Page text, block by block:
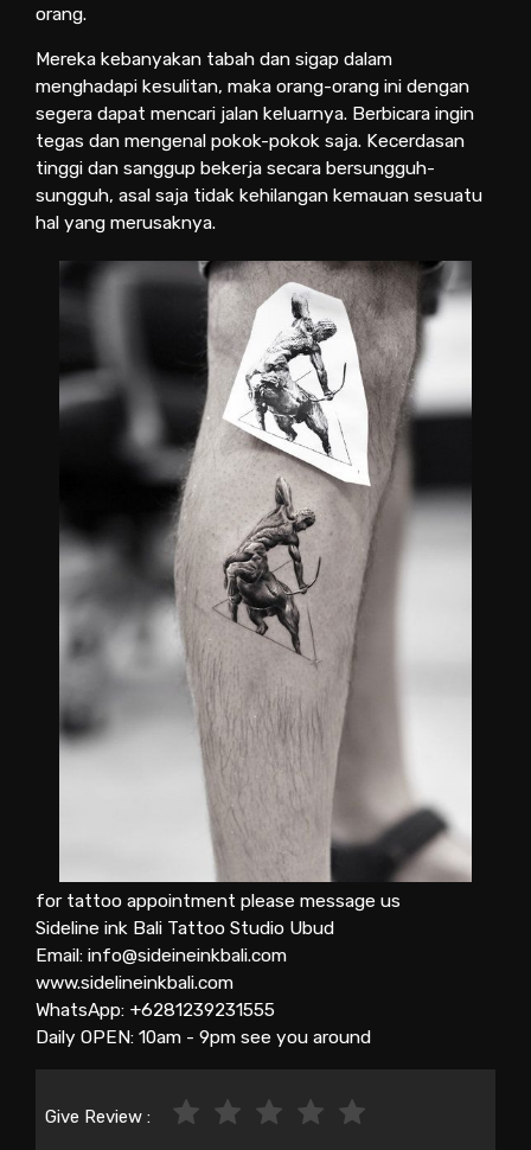
orang.
Mereka kebanyakan tabah dan sigap dalam
menghadapi kesulitan, maka orang-orang ini dengan
segera dapat mencari jalan keluarnya. Berbicara ingin
tegas dan mengenal pokok-pokok saja. Kecerdasan
tinggi dan sanggup bekerja secara bersungguh-
sungguh, asal saja tidak kehilangan kemauan sesuatu
hal yang merusaknya.
for tattoo appointment please message us
Sideline ink Bali Tattoo Studio Ubud
Email: info@sideineinkbali.com
www.sidelineinkbali.com
WhatsApp: +6281239231555
Daily OPEN: 10am - 9pm see you around
Give Review :